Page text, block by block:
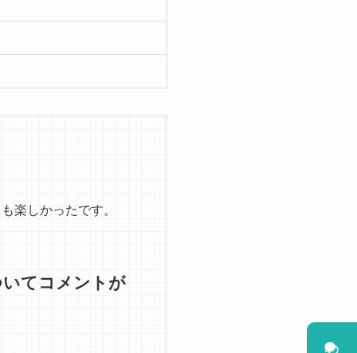
楽しかったです。
てコメントが